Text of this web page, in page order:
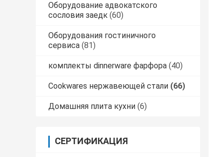
Оборудование адвокатского
сословия заедк (60)
Оборудования гостиничного
сервиса (81)
комплекты dinnerware фарфора (40)
Cookwares нержавеющей стали (66)
Домашняя плита кухни (6)
СЕРТИФИКАЦИЯ